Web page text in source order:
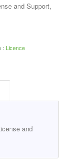
and Support,
: Licence
and